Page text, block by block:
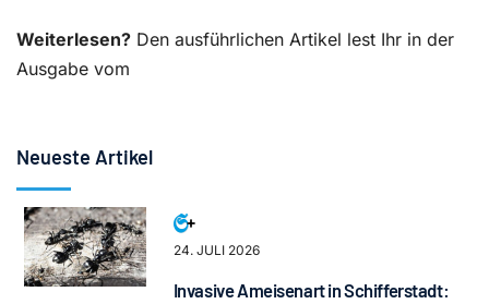
Weiterlesen? Den ausführlichen Artikel lest Ihr in der
Ausgabe vom
Neueste Artikel
24. JULI 2026
Invasive Ameisenart in Schifferstadt: